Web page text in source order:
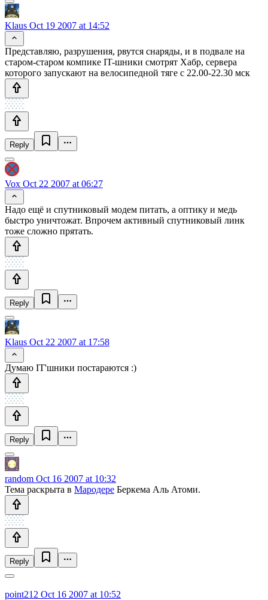
Klaus Oct 19 2007 at 14:52
Представляю, разрушения, рвутся снаряды, и в подвале на
старом-старом компике IT-шники смотрят Хабр, сервера
которого запускают на велосипедной тяге с 22.00-22.30 мск
Reply
Vox Oct 22 2007 at 06:27
Надо ещё и спутниковый модем питать, а оптику и медь
быстро уничтожат. Впрочем активный спутниковый линк
тоже сложно прятать.
Reply
Klaus Oct 22 2007 at 17:58
Думаю IT'шники постараются :)
Reply
random Oct 16 2007 at 10:32
Тема раскрыта в Мародере Беркема Аль Атоми.
Reply
point212 Oct 16 2007 at 10:52